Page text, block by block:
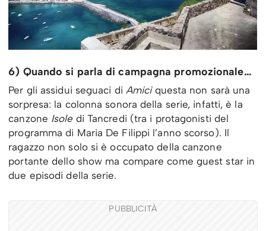
6) Quando si parla di campagna promozionale…
Per gli assidui seguaci di Amici questa non sarà una
sorpresa: la colonna sonora della serie, infatti, è la
canzone Isole di Tancredi (tra i protagonisti del
programma di Maria De Filippi l’anno scorso). Il
ragazzo non solo si è occupato della canzone
portante dello show ma compare come guest star in
due episodi della serie.
PUBBLICITÀ